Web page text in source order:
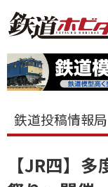
鉄道投稿情報局
【JR四】